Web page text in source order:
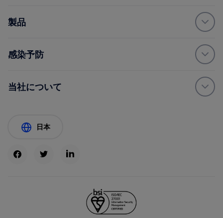
製品
感染予防
当社について
日本